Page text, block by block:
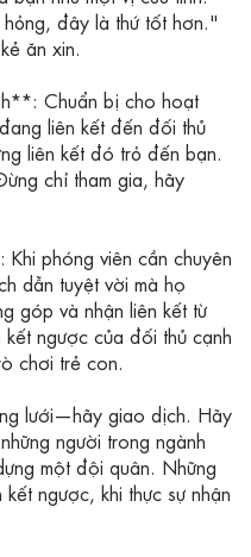
đây là thứ tốt hơn."
ăn xin.
Chuẩn bị cho hoạt
liên kết đến đối thủ
liên kết đó trỏ đến bạn.
chỉ tham gia, hãy
phóng viên cần chuyên
dẫn tuyệt vời mà họ
góp và nhận liên kết từ
ngược của đối thủ cạnh
chơi trẻ con.
lưới—hãy giao dịch. Hãy
người trong ngành
một đội quân. Những
ngược, khi thực sự nhận